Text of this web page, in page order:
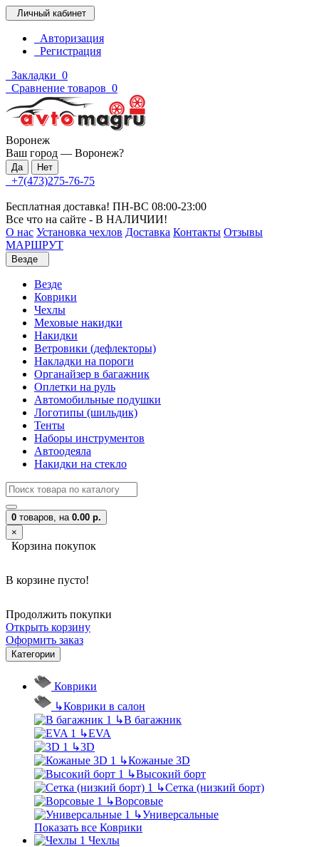
Личный кабинет
Авторизация
Регистрация
Закладки 0
Сравнение товаров 0
Воронеж
Ваш город — Воронеж?
+7(473)275-76-75
Бесплатная доставка! ПН-ВС 08:00-23:00
Все что на сайте - В НАЛИЧИИ!
О нас Установка чехлов Доставка Контакты Отзывы
МАРШРУТ
Везде
Везде
Коврики
Чехлы
Меховые накидки
Накидки
Ветровики (дефлекторы)
Накладки на пороги
Органайзер в багажник
Оплетки на руль
Автомобильные подушки
Логотипы (шильдик)
Тенты
Наборы инструментов
Автоодеяла
Накидки на стекло
0 товаров, на 0.00 р.
×
Корзина покупок
В корзине пусто!
Продолжить покупки
Открыть корзину
Оформить заказ
Категории
Коврики
↳Коврики в салон
↳В багажник
↳EVA
↳3D
↳Кожаные 3D
↳Высокий борт
↳Сетка (низкий борт)
↳Ворсовые
↳Универсальные
Показать все Коврики
Чехлы